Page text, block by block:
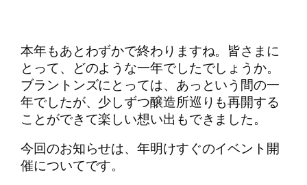
本年もあとわずかで終わりますね。皆さまに
とって、どのような一年でしたでしょうか。
ブラントンズにとっては、あっという間の一
年でしたが、少しずつ醸造所巡りも再開する
ことができて楽しい想い出もできました。
今回のお知らせは、年明けすぐのイベント開
催についてです。